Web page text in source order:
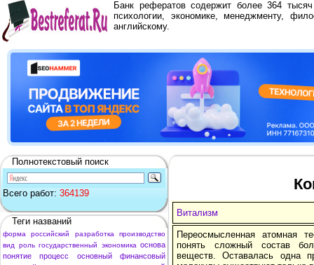
Банк рефератов содержит более 364
психологии, экономике, менеджменту,
английскому.
Полнотекстовый поиск
Всего работ: 364139
Теги названий
форма российский разработка
производство
вид
роль государственный экономика основа
понятие
процесс основный
финансовый
Витализм
Переосмысленная атомная
понять сложный состав
веществ. Оставалась одна